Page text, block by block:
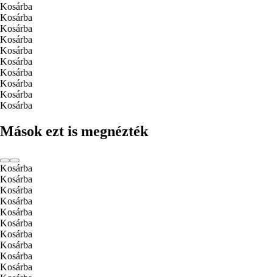
Kosárba
Kosárba
Kosárba
Kosárba
Kosárba
Kosárba
Kosárba
Kosárba
Kosárba
Kosárba
Mások ezt is megnézték
Kosárba
Kosárba
Kosárba
Kosárba
Kosárba
Kosárba
Kosárba
Kosárba
Kosárba
Kosárba